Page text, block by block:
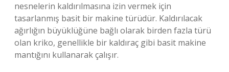
nesnelerin kaldırılmasına izin vermek için
tasarlanmış basit bir makine türüdür. Kaldırılacak
ağırlığın büyüklüğüne bağlı olarak birden fazla türü
olan kriko, genellikle bir kaldıraç gibi basit makine
mantığını kullanarak çalışır.